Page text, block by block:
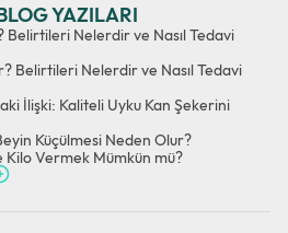
YAZILARI
Belirtileri Nelerdir ve Nasıl Tedavi
Belirtileri Nelerdir ve Nasıl Tedavi
İlişki: Kaliteli Uyku Kan Şekerini
Küçülmesi Neden Olur?
Vermek Mümkün mü?